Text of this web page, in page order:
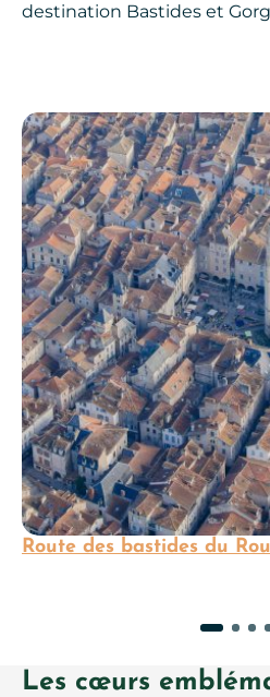
destination Bastides et
Route des bastides du
Les cœurs